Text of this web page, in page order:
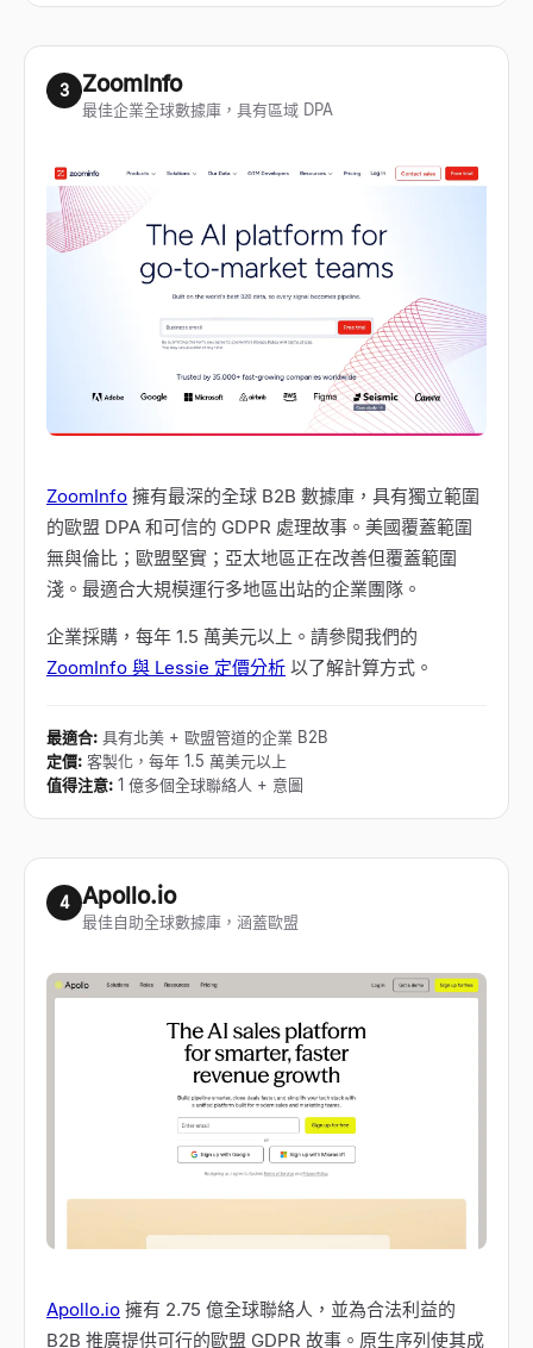
3 ZoomInfo
最佳企業全球數據庫，具有區域 DPA
ZoomInfo 擁有最深的全球 B2B 數據庫，具有獨立範圍
的歐盟 DPA 和可信的 GDPR 處理故事。美國覆蓋範圍
無與倫比；歐盟堅實；亞太地區正在改善但覆蓋範圍
淺。最適合大規模運行多地區出站的企業團隊。
企業採購，每年 1.5 萬美元以上。請參閱我們的
ZoomInfo 與 Lessie 定價分析 以了解計算方式。
最適合: 具有北美 + 歐盟管道的企業 B2B
定價: 客製化，每年 1.5 萬美元以上
值得注意: 1 億多個全球聯絡人 + 意圖
4 Apollo.io
最佳自助全球數據庫，涵蓋歐盟
Apollo.io 擁有 2.75 億全球聯絡人，並為合法利益的
B2B 推廣提供可行的歐盟 GDPR 故事。原生序列使其成